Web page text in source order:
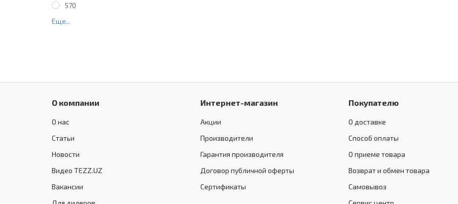
570
Еще...
О компании
О нас
Статьи
Новости
Видео TEZZ.UZ
Вакансии
Интернет-магазин
Акции
Производители
Гарантия производителя
Договор публичной оферты
Сертификаты
Покупателю
О доставке
Способ оплаты
О приеме товара
Возврат и обмен товара
Самовывоз